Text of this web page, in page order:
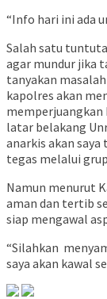
“Info hari ini ada
Salah satu
agar mundur jika
tanyakan
kapolres akan
memperjuangkan
latar belakang
anarkis akan saya
tegas melalui grup
Namun menurut
aman dan tertib
siap mengawal
“Silahkan
saya akan kawal